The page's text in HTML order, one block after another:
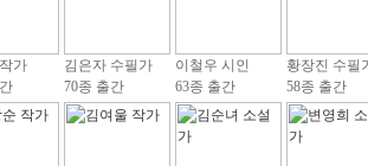
가
김은자 수필가
70종 출간
이철우 시인
63종 출간
황장진 수필
58종 출간